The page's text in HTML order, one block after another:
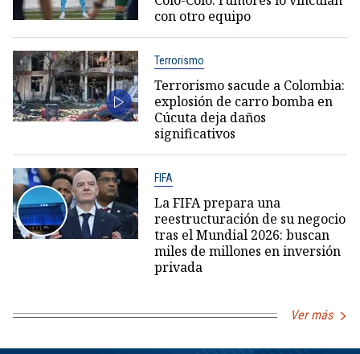
con otro equipo
Terrorismo
Terrorismo sacude a Colombia:
explosión de carro bomba en
Cúcuta deja daños
significativos
FIFA
La FIFA prepara una
reestructuración de su negocio
tras el Mundial 2026: buscan
miles de millones en inversión
privada
Ver más